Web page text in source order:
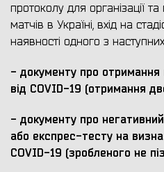
протоколу для організації
матчів в Україні, вхід на
наявності одного з
- документу про отримання
від COVID-19 (отримання
- документу про
або експрес-тесту на
COVID-19 (зробленого не